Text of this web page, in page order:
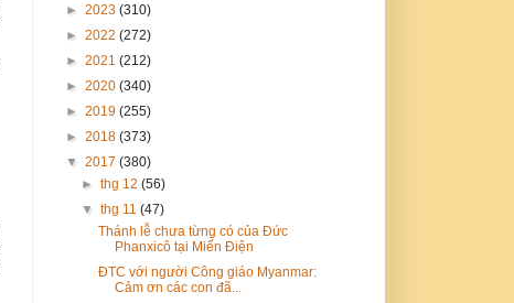
► 2023 (310)
► 2022 (272)
► 2021 (212)
► 2020 (340)
► 2019 (255)
► 2018 (373)
▼ 2017 (380)
►thg 12(56)
▼thg 11(47)
Thánh lễ chưa từng có của Đức
Phanxicô tại Miến Điện
ĐTC với người Công giáo Myanmar:
Cảm ơn các con đã...